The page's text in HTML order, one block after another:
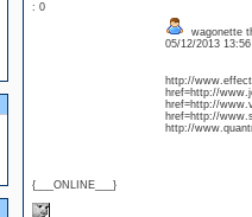
: 0
{___ONLINE___}
wagonette
05/12/2013
http://
href=http://
href=http://
href=http://
http://